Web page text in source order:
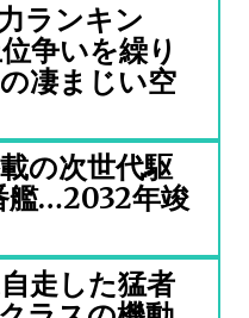
ランキン
争いを繰り
凄まじい空
の次世代駆
艦…2032年竣
走した猛者